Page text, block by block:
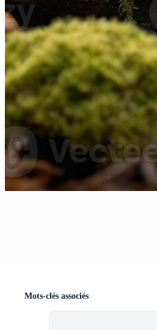
Mots-clés associés